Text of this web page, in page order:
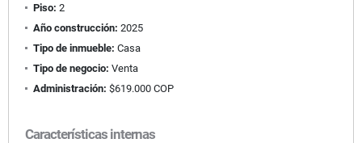
Piso: 2
Año construcción: 2025
Tipo de inmueble: Casa
Tipo de negocio: Venta
Administración: $619.000 COP
Características internas